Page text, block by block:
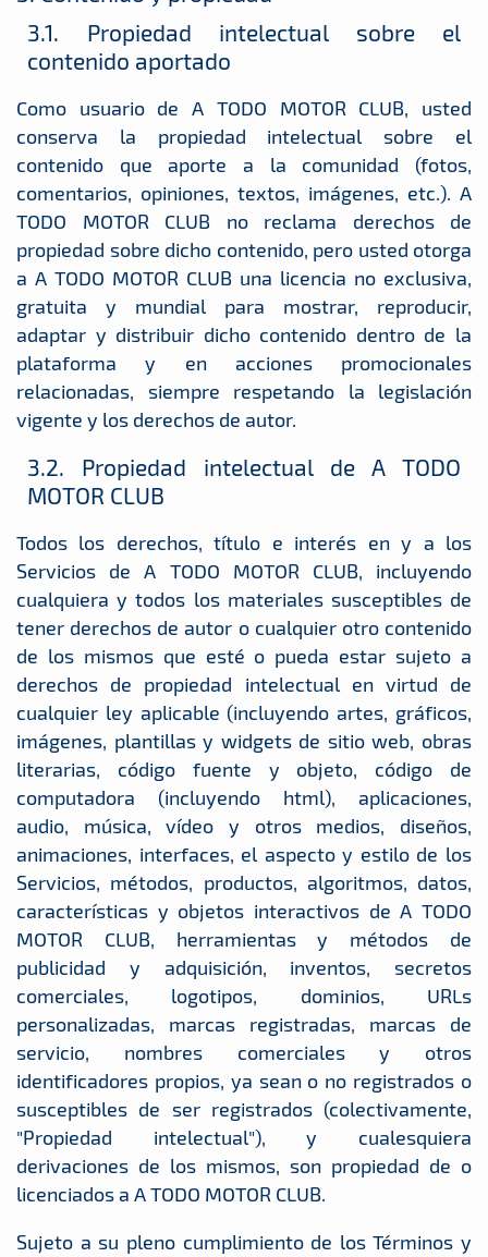
3.1. Propiedad intelectual sobre el
contenido aportado
Como usuario de A TODO MOTOR CLUB, usted
conserva la propiedad intelectual sobre el
contenido que aporte a la comunidad (fotos,
comentarios, opiniones, textos, imágenes, etc.). A
TODO MOTOR CLUB no reclama derechos de
propiedad sobre dicho contenido, pero usted otorga
a A TODO MOTOR CLUB una licencia no exclusiva,
gratuita y mundial para mostrar, reproducir,
adaptar y distribuir dicho contenido dentro de la
plataforma y en acciones promocionales
relacionadas, siempre respetando la legislación
vigente y los derechos de autor.
3.2. Propiedad intelectual de A TODO
MOTOR CLUB
Todos los derechos, título e interés en y a los
Servicios de A TODO MOTOR CLUB, incluyendo
cualquiera y todos los materiales susceptibles de
tener derechos de autor o cualquier otro contenido
de los mismos que esté o pueda estar sujeto a
derechos de propiedad intelectual en virtud de
cualquier ley aplicable (incluyendo artes, gráficos,
imágenes, plantillas y widgets de sitio web, obras
literarias, código fuente y objeto, código de
computadora (incluyendo html), aplicaciones,
audio, música, vídeo y otros medios, diseños,
animaciones, interfaces, el aspecto y estilo de los
Servicios, métodos, productos, algoritmos, datos,
características y objetos interactivos de A TODO
MOTOR CLUB, herramientas y métodos de
publicidad y adquisición, inventos, secretos
comerciales, logotipos, dominios, URLs
personalizadas, marcas registradas, marcas de
servicio, nombres comerciales y otros
identificadores propios, ya sean o no registrados o
susceptibles de ser registrados (colectivamente,
"Propiedad intelectual"), y cualesquiera
derivaciones de los mismos, son propiedad de o
licenciados a A TODO MOTOR CLUB.
Sujeto a su pleno cumplimiento de los Términos y